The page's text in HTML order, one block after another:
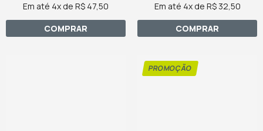
Em até 4x de R$ 47,50
COMPRAR
Em até 4x de R$ 32,50
COMPRAR